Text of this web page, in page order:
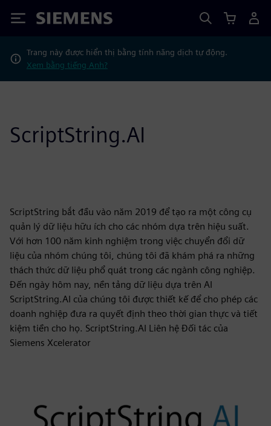
Siemens
Trang này được hiển thị bằng tính năng dịch tự động.
Xem bằng tiếng Anh?
ScriptString.AI
ScriptString bắt đầu vào năm 2019 để tạo ra một công cụ
quản lý dữ liệu hữu ích cho các nhóm dựa trên hiệu suất.
Với hơn 100 năm kinh nghiệm trong việc chuyển đổi dữ
liệu của nhóm chúng tôi, chúng tôi đã khám phá ra những
thách thức dữ liệu phổ quát trong các ngành công nghiệp.
Đến ngày hôm nay, nền tảng dữ liệu dựa trên AI
ScriptString.AI của chúng tôi được thiết kế để cho phép các
doanh nghiệp đưa ra quyết định theo thời gian thực và tiết
kiệm tiền cho họ. ScriptString.AI Liên hệ Đối tác của
Siemens Xcelerator